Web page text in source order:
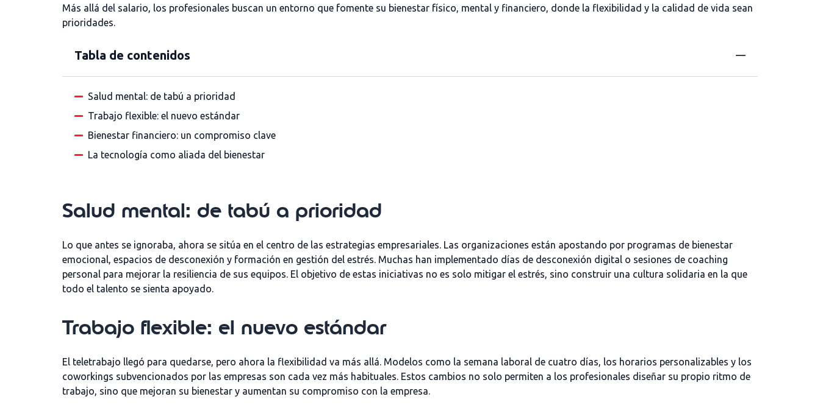
Más allá del salario, los profesionales buscan un entorno que fomente su bienestar físico, mental y financiero, donde la flexibilidad y la calidad de vida sean
prioridades.
Tabla de contenidos
Salud mental: de tabú a prioridad
Trabajo flexible: el nuevo estándar
Bienestar financiero: un compromiso clave
La tecnología como aliada del bienestar
Salud mental: de tabú a prioridad
Lo que antes se ignoraba, ahora se sitúa en el centro de las estrategias empresariales. Las organizaciones están apostando por programas de bienestar
emocional, espacios de desconexión y formación en gestión del estrés. Muchas han implementado días de desconexión digital o sesiones de coaching
personal para mejorar la resiliencia de sus equipos. El objetivo de estas iniciativas no es solo mitigar el estrés, sino construir una cultura solidaria en la que
todo el talento se sienta apoyado.
Trabajo flexible: el nuevo estándar
El teletrabajo llegó para quedarse, pero ahora la flexibilidad va más allá. Modelos como la semana laboral de cuatro días, los horarios personalizables y los
coworkings subvencionados por las empresas son cada vez más habituales. Estos cambios no solo permiten a los profesionales diseñar su propio ritmo de
trabajo, sino que mejoran su bienestar y aumentan su compromiso con la empresa.